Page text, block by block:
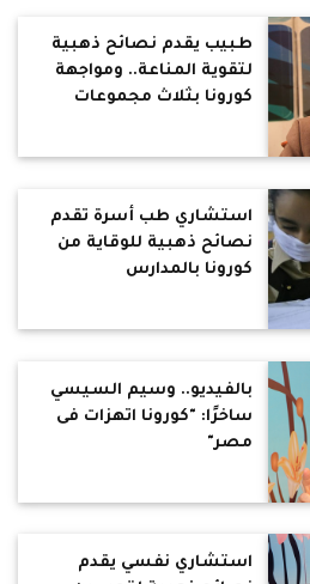
طبيب يقدم نصائح ذهبية
لتقوية المناعة.. ومواجهة
كورونا بثلاث مجموعات
استشاري طب أسرة تقدم
نصائح ذهبية للوقاية من
كورونا بالمدارس
بالفيديو.. وسيم السيسي
ساخرًا: "كورونا اتهزات فى
مصر"
استشاري نفسي يقدم